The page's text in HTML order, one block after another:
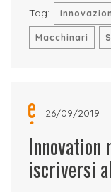
Tag:
Macchinari
26/09/2019
Innovation
iscriversi